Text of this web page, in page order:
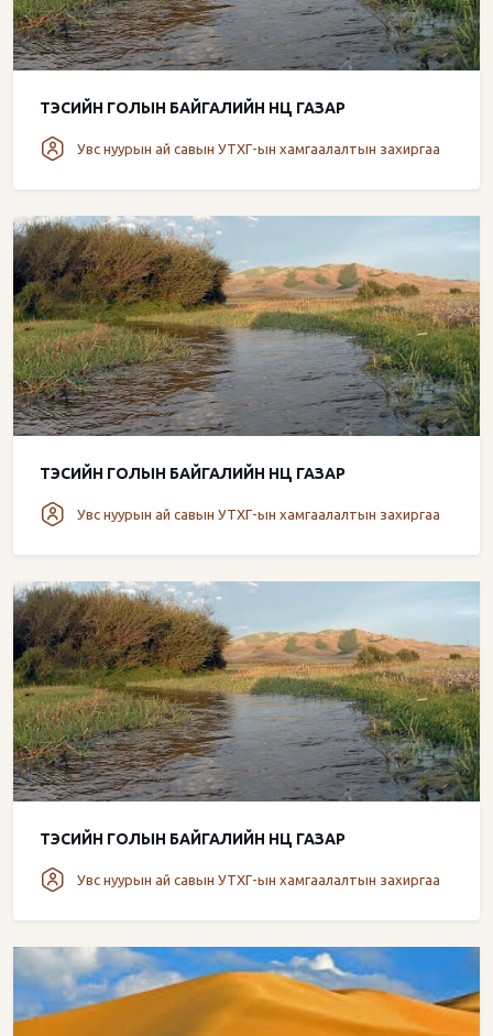
ТЭСИЙН ГОЛЫН БАЙГАЛИЙН НӨӨЦ ГАЗАР
Увс нуурын ай савын УТХГ-ын хамгаалалтын захиргаа
ТЭСИЙН ГОЛЫН БАЙГАЛИЙН НӨӨЦ ГАЗАР
Увс нуурын ай савын УТХГ-ын хамгаалалтын захиргаа
ТЭСИЙН ГОЛЫН БАЙГАЛИЙН НӨӨЦ ГАЗАР
Увс нуурын ай савын УТХГ-ын хамгаалалтын захиргаа